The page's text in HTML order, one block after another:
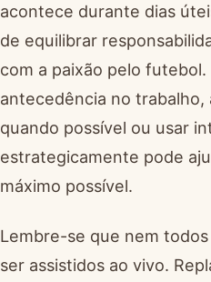
acontece durante dias
de equilibrar
com a paixão pelo
antecedência no trabalho,
quando possível ou usar
estrategicamente pode
máximo possível.
Lembre-se que nem
ser assistidos ao vivo.